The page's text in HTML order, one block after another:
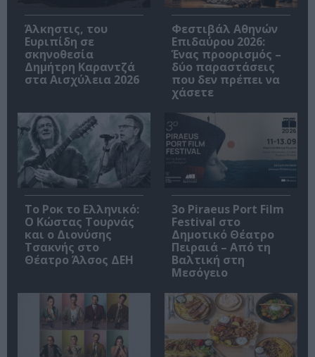
Άλκηστις, του
Ευριπίδη σε
σκηνοθεσία
Δημήτρη Καραντζά
στα Αισχύλεια 2026
Φεστιβάλ Αθηνών
Επιδαύρου 2026:
Ένας προορισμός –
δύο παραστάσεις
που δεν πρέπει να
χάσετε
Το Ροκ το Ελληνικό:
Ο Κώστας Τουρνάς
και ο Διονύσης
Τσακνής στο
Θέατρο Άλσος ΔΕΗ
3o Piraeus Port Film
Festival στο
Δημοτικό Θέατρο
Πειραιά – Από τη
Βαλτική στη
Μεσόγειο